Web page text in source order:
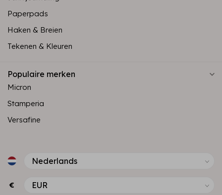
Paperpads
Haken & Breien
Tekenen & Kleuren
Populaire merken
Micron
Stamperia
Versafine
€